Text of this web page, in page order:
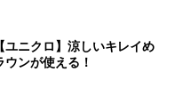
ユニクロ】涼しいキレイめ
ウンが使える！